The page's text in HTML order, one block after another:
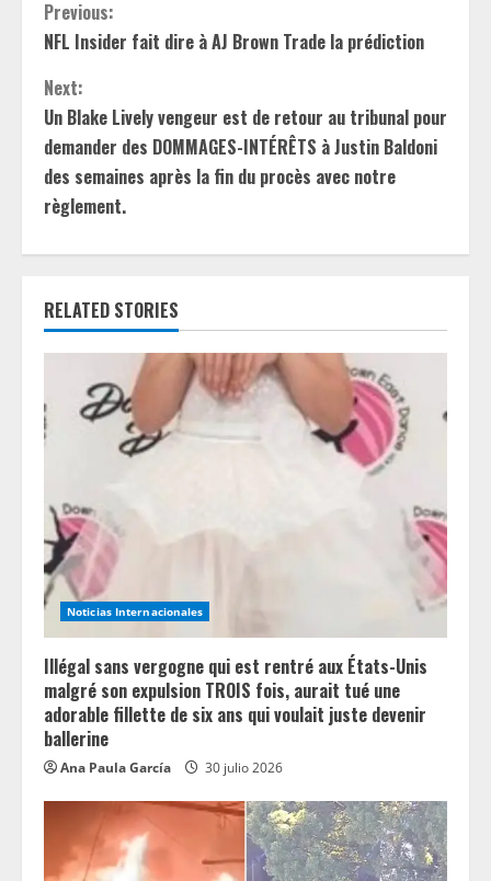
C
o
n
t
i
n
u
e
e
d
i
n
g
Previous:
NFL Insider fait dire à AJ Brown Trade la prédiction
Next:
Un Blake Lively vengeur est de retour au tribunal pour
demander des DOMMAGES-INTÉRÊTS à Justin Baldoni
des semaines après la fin du procès avec notre
règlement.
RELATED STORIES
Noticias Internacionales
Illégal sans vergogne qui est rentré aux États-Unis
malgré son expulsion TROIS fois, aurait tué une
adorable fillette de six ans qui voulait juste devenir
ballerine
Ana Paula García 30 julio 2026